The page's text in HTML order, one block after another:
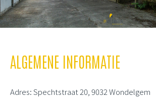
ALGEMENE INFORMATIE
Adres: Spechtstraat 20, 9032 Wondelgem